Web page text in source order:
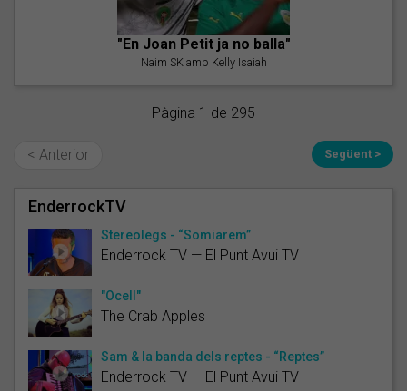
"En Joan Petit ja no balla"
Naim SK amb Kelly Isaiah
Pàgina 1 de 295
< Anterior Següent >
EnderrockTV
Stereolegs - “Somiarem”
Enderrock TV — El Punt Avui TV
"Ocell"
The Crab Apples
Sam & la banda dels reptes - “Reptes”
Enderrock TV — El Punt Avui TV